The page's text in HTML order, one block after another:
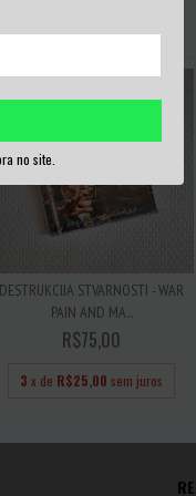
no site.
DESTRUKCIJA STVARNOSTI - WAR
PAIN AND MA...
R$75,00
3 x de R$25,00 sem juros